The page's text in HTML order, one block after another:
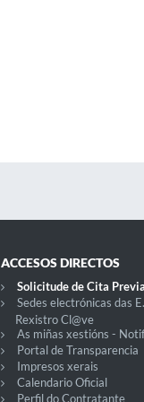
ACCESOS DIRECTOS
Solicitude de Cita Previa
Sedes electrónicas das
Rexistro Cl@ve
As miñas xestións -
Portal de Transparencia
Impresos xerais
Calendario Oficial
Perfil do Contratante